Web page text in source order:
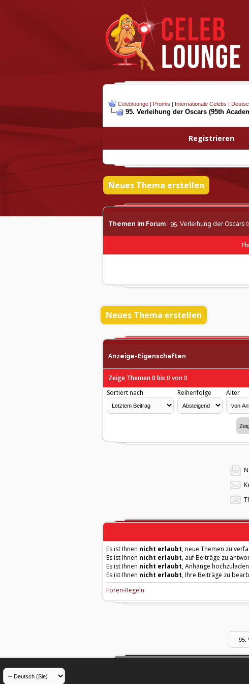
Celeblounge | Promis | Internationale Celebs |
95. Verleihung der Oscars (95th
Registrieren
Neues Thema erstellen
Themen im Forum : 95. Verleihung der Oscars
Neues Thema erstellen
Anzeige-Eigenschaften
Zeige Themen 0 bis 0 von 0
Sortiert nach
Reihenfolge Alter
Es ist Ihnen nicht erlaubt, neue Themen zu
Es ist Ihnen nicht erlaubt, auf Beiträge zu
Es ist Ihnen nicht erlaubt, Anhänge
Es ist Ihnen nicht erlaubt, Ihre Beiträge zu
Foren-Regeln